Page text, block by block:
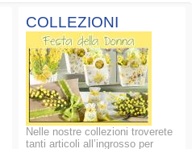
COLLEZIONI
Nelle nostre collezioni troverete
tanti articoli all’ingrosso per